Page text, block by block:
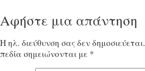
Αφήστε μια απάντηση
Η ηλ. διεύθυνση σας δεν δημοσιεύεται.
πεδία σημειώνονται με *